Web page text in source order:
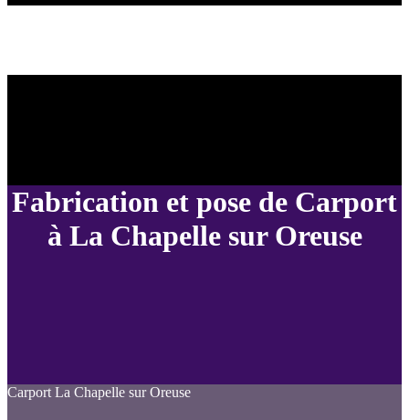
Fabrication et pose de Carport
à La Chapelle sur Oreuse
Carport La Chapelle sur Oreuse